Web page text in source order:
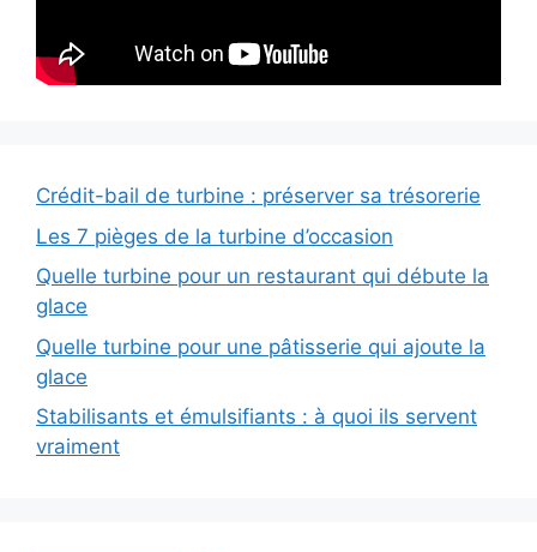
Crédit-bail de turbine : préserver sa trésorerie
Les 7 pièges de la turbine d’occasion
Quelle turbine pour un restaurant qui débute la
glace
Quelle turbine pour une pâtisserie qui ajoute la
glace
Stabilisants et émulsifiants : à quoi ils servent
vraiment